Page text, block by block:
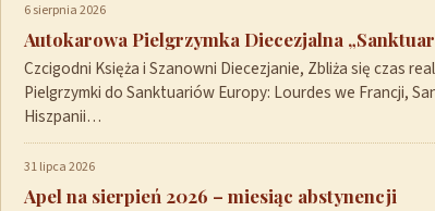
6 sierpnia 2026
Autokarowa Pielgrzymka Diecezjalna
Czcigodni Księża i Szanowni Diecezjanie, Zbliża się czas
Pielgrzymki do Sanktuariów Europy: Lourdes we Francji,
Hiszpanii…
31 lipca 2026
Apel na sierpień 2026 – miesiąc abstynencji